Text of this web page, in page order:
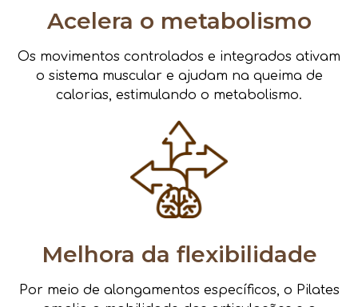
Acelera o metabolismo
Os movimentos controlados e integrados ativam
o sistema muscular e ajudam na queima de
calorias, estimulando o metabolismo.
Melhora da flexibilidade
Por meio de alongamentos específicos, o Pilates